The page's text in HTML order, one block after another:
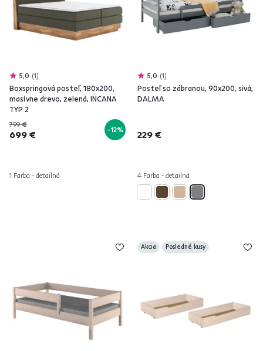
5,0 1
Boxspringová posteľ, 180x200,
masívne drevo, zelená, INCANA
TYP 2
799 €
699 € -12%
1 Farba - detailná
5,0 1
Posteľ so zábranou, 90x200, sivá,
DALMA
229 €
4 Farba - detailná
Akcia Posledné kusy